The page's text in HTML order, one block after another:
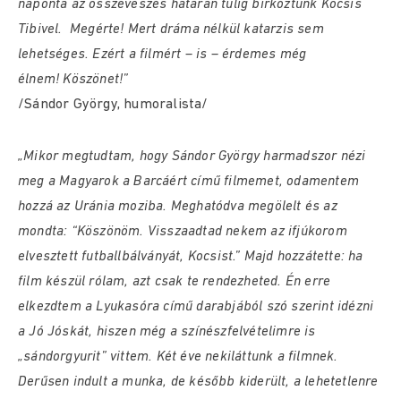
naponta az összeveszés határán túlig birkóztunk Kocsis
Tibivel. Megérte! Mert dráma nélkül katarzis sem
lehetséges. Ezért a filmért – is – érdemes még
élnem! Köszönet!”
/Sándor György, humoralista/
„Mikor megtudtam, hogy Sándor György harmadszor nézi
meg a Magyarok a Barcáért című filmemet, odamentem
hozzá az Uránia moziba. Meghatódva megölelt és az
mondta: “Köszönöm. Visszaadtad nekem az ifjúkorom
elvesztett futballbálványát, Kocsist.” Majd hozzátette: ha
film készül rólam, azt csak te rendezheted. Én erre
elkezdtem a Lyukasóra című darabjából szó szerint idézni
a Jó Jóskát, hiszen még a színészfelvételimre is
„sándorgyurit” vittem. Két éve nekiláttunk a filmnek.
Derűsen indult a munka, de később kiderült, a lehetetlenre